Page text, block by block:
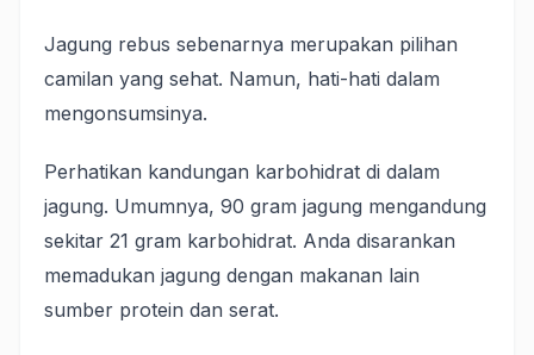
Jagung rebus sebenarnya merupakan pilihan
camilan yang sehat. Namun, hati-hati dalam
mengonsumsinya.
Perhatikan kandungan karbohidrat di dalam
jagung. Umumnya, 90 gram jagung mengandung
sekitar 21 gram karbohidrat. Anda disarankan
memadukan jagung dengan makanan lain
sumber protein dan serat.